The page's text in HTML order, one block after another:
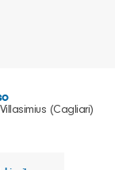
(Cagliari)